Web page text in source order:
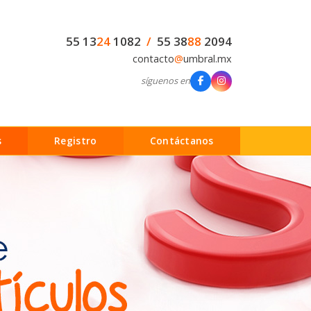
55 1324 1082 / 55 3888 2094
contacto@umbral.mx
síguenos en
Registro Contáctanos